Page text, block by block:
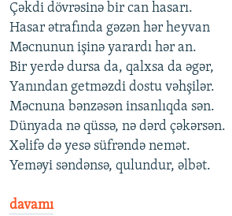
Çəkdi dövrəsinə bir can hasarı.
Hasar ətrafında gəzən hər heyvan
Məcnunun işinə yarardı hər an.
Bir yerdə dursa da, qalxsa da əgər,
Yanından getməzdi dostu vəhşilər.
Məcnuna bənzəsən insanlıqda sən.
Dünyada nə qüssə, nə dərd çəkərsən.
Xəlifə də yesə süfrəndə nemət.
Yeməyi səndənsə, qulundur, əlbət.
davamı